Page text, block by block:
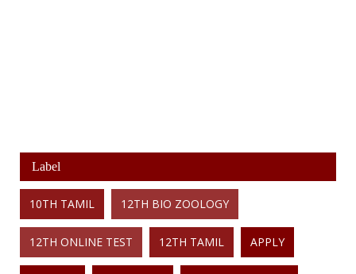
Label
10TH TAMIL 12TH BIO ZOOLOGY
12TH ONLINE TEST 12TH TAMIL APPLY